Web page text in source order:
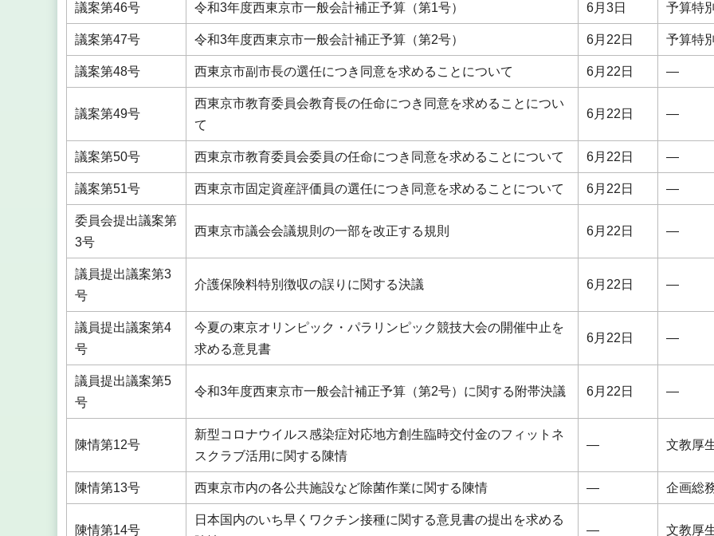
議案第46号 令和3年度西東京市一般会計補正予算（第1号） 6月3日 予算特
議案第47号 令和3年度西東京市一般会計補正予算（第2号） 6月22日 予算特
議案第48号 西東京市副市長の選任につき同意を求めることについて 6月22日 ―
議案第49号
西東京市教育委員会教育長の任命につき同意を求めることについ
て
6月22日 ―
議案第50号 西東京市教育委員会委員の任命につき同意を求めることについて 6月22日 ―
議案第51号 西東京市固定資産評価員の選任につき同意を求めることについて 6月22日 ―
委員会提出議案第
3号
西東京市議会会議規則の一部を改正する規則 6月22日 ―
議員提出議案第3
号
介護保険料特別徴収の誤りに関する決議 6月22日 ―
議員提出議案第4
号
今夏の東京オリンピック・パラリンピック競技大会の開催中止を
求める意見書
6月22日 ―
議員提出議案第5
号
令和3年度西東京市一般会計補正予算（第2号）に関する附帯決議 6月22日 ―
陳情第12号
新型コロナウイルス感染症対応地方創生臨時交付金のフィットネ
スクラブ活用に関する陳情
― 文教厚
陳情第13号 西東京市内の各公共施設など除菌作業に関する陳情 ― 企画総
陳情第14号
日本国内のいち早くワクチン接種に関する意見書の提出を求める
― 文教厚